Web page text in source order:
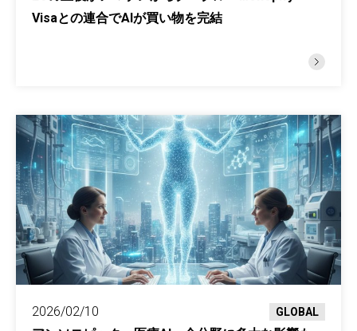
Visaとの連合でAIが買い物を完結
2026/02/10 GLOBAL